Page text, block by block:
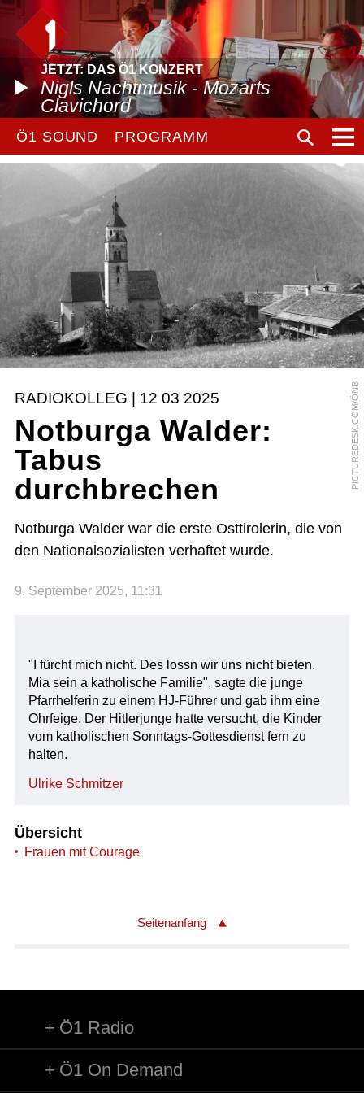
JETZT: DAS Ö1 KONZERT
Nigls Nachtmusik - Mozarts
Clavichord
Ö1 SOUND PROGRAMM
PICTUREDESK.COM/ÖNB
RADIOKOLLEG | 12 03 2025
Notburga Walder:
Tabus
durchbrechen
Notburga Walder war die erste Osttirolerin, die von
den Nationalsozialisten verhaftet wurde.
9. September 2025, 11:31
"I fürcht mich nicht. Des lossn wir uns nicht bieten.
Mia sein a katholische Familie", sagte die junge
Pfarrhelferin zu einem HJ-Führer und gab ihm eine
Ohrfeige. Der Hitlerjunge hatte versucht, die Kinder
vom katholischen Sonntags-Gottesdienst fern zu
halten.
Ulrike Schmitzer
Übersicht
Frauen mit Courage
Seitenanfang
Ö1 Radio
Ö1 On Demand